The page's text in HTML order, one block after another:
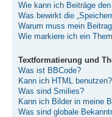
Wie kann ich Beiträge
Was bewirkt die
Warum muss mein
Wie markiere ich ein
Textformatierung und
Was ist BBCode?
Kann ich HTML benutzen?
Was sind Smilies?
Kann ich Bilder in meine
Was sind globale